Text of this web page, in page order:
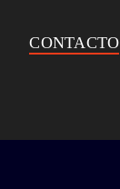
CONTACTO